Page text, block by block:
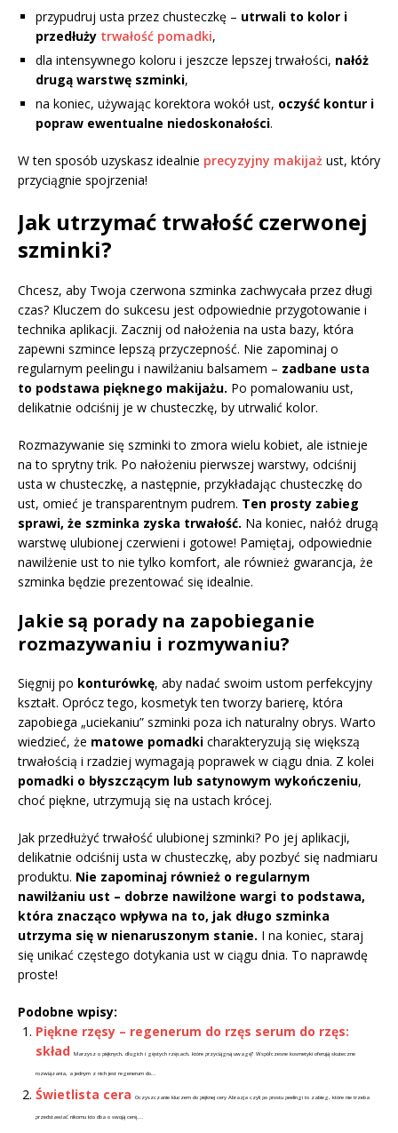
przypudruj usta przez chusteczkę – utrwali to kolor i
przedłuży trwałość pomadki,
dla intensywnego koloru i jeszcze lepszej trwałości, nałóż
drugą warstwę szminki,
na koniec, używając korektora wokół ust, oczyść kontur i
popraw ewentualne niedoskonałości.
W ten sposób uzyskasz idealnie precyzyjny makijaż ust, który
przyciągnie spojrzenia!
Jak utrzymać trwałość czerwonej
szminki?
Chcesz, aby Twoja czerwona szminka zachwycała przez długi
czas? Kluczem do sukcesu jest odpowiednie przygotowanie i
technika aplikacji. Zacznij od nałożenia na usta bazy, która
zapewni szmince lepszą przyczepność. Nie zapominaj o
regularnym peelingu i nawilżaniu balsamem – zadbane usta
to podstawa pięknego makijażu. Po pomalowaniu ust,
delikatnie odciśnij je w chusteczkę, by utrwalić kolor.
Rozmazywanie się szminki to zmora wielu kobiet, ale istnieje
na to sprytny trik. Po nałożeniu pierwszej warstwy, odciśnij
usta w chusteczkę, a następnie, przykładając chusteczkę do
ust, omieć je transparentnym pudrem. Ten prosty zabieg
sprawi, że szminka zyska trwałość. Na koniec, nałóż drugą
warstwę ulubionej czerwieni i gotowe! Pamiętaj, odpowiednie
nawilżenie ust to nie tylko komfort, ale również gwarancja, że
szminka będzie prezentować się idealnie.
Jakie są porady na zapobieganie
rozmazywaniu i rozmywaniu?
Sięgnij po konturówkę, aby nadać swoim ustom perfekcyjny
kształt. Oprócz tego, kosmetyk ten tworzy barierę, która
zapobiega „uciekaniu” szminki poza ich naturalny obrys. Warto
wiedzieć, że matowe pomadki charakteryzują się większą
trwałością i rzadziej wymagają poprawek w ciągu dnia. Z kolei
pomadki o błyszczącym lub satynowym wykończeniu,
choć piękne, utrzymują się na ustach krócej.
Jak przedłużyć trwałość ulubionej szminki? Po jej aplikacji,
delikatnie odciśnij usta w chusteczkę, aby pozbyć się nadmiaru
produktu. Nie zapominaj również o regularnym
nawilżaniu ust – dobrze nawilżone wargi to podstawa,
która znacząco wpływa na to, jak długo szminka
utrzyma się w nienaruszonym stanie. I na koniec, staraj
się unikać częstego dotykania ust w ciągu dnia. To naprawdę
proste!
Podobne wpisy:
Piękne rzęsy – regenerum do rzęs serum do rzęs:
skład
Marzysz o pięknych, długich i gęstych rzęsach, które przyciągną uwagę? Współczesne kosmetyki oferują skuteczne
rozwiązania, a jednym z nich jest regenerum do...
Świetlista cera Oczyszczanie kluczem do pięknej cery Abrazja czyli po prostu peelingi to zabieg, które nie trzeba
przedstawiać nikomu kto dba o swoją cerę....